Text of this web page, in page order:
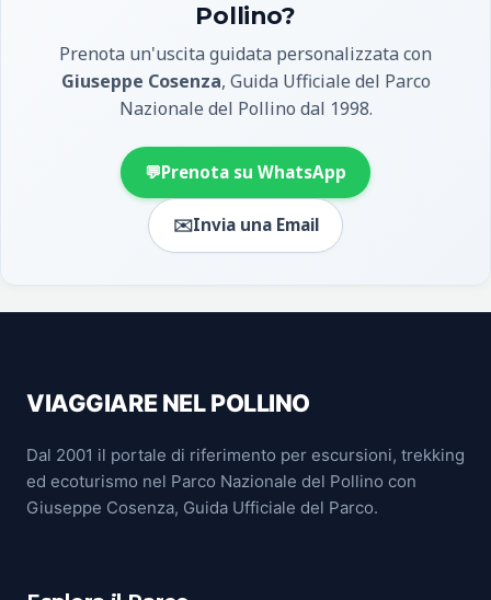
Pollino?
Prenota un'uscita guidata personalizzata con
Giuseppe Cosenza, Guida Ufficiale del Parco
Nazionale del Pollino dal 1998.
💬Prenota su WhatsApp
✉️Invia una Email
VIAGGIARE NEL POLLINO
Dal 2001 il portale di riferimento per escursioni, trekking
ed ecoturismo nel Parco Nazionale del Pollino con
Giuseppe Cosenza, Guida Ufficiale del Parco.